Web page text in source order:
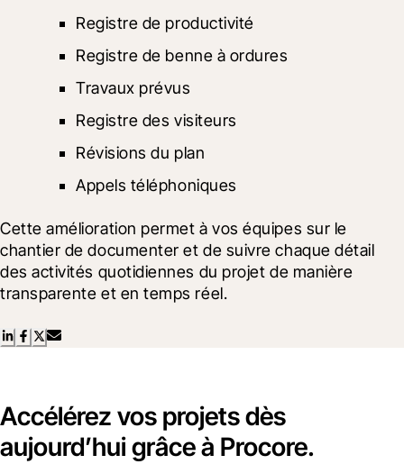
Registre de productivité
Registre de benne à ordures
Travaux prévus
Registre des visiteurs
Révisions du plan
Appels téléphoniques
Cette amélioration permet à vos équipes sur le
chantier de documenter et de suivre chaque détail
des activités quotidiennes du projet de manière
transparente et en temps réel.
Accélérez vos projets dès
aujourd’hui grâce à Procore.